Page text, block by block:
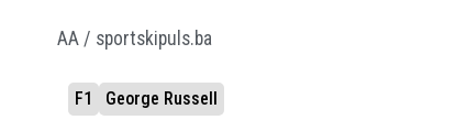
AA / sportskipuls.ba
F1 George Russell